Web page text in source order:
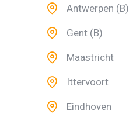
Antwerpen (B)
Gent (B)
Maastricht
Ittervoort
Eindhoven